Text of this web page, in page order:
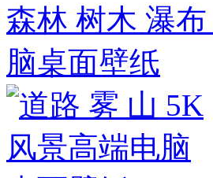
森林 树木 瀑
脑桌面壁纸